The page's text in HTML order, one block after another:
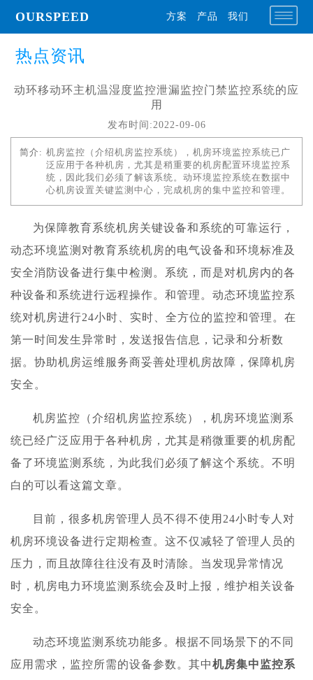
OURSPEED 方案 产品 我们
热点资讯
动环移动环主机温湿度监控泄漏监控门禁监控系统的应
用
发布时间:2022-09-06
简介: 机房监控（介绍机房监控系统），机房环境监控系统已广
泛应用于各种机房，尤其是稍重要的机房配置环境监控系
统，因此我们必须了解该系统。动环境监控系统在数据中
心机房设置关键监测中心，完成机房的集中监控和管理。
为保障教育系统机房关键设备和系统的可靠运行，
动态环境监测对教育系统机房的电气设备和环境标准及
安全消防设备进行集中检测。系统，而是对机房内的各
种设备和系统进行远程操作。和管理。动态环境监控系
统对机房进行24小时、实时、全方位的监控和管理。在
第一时间发生异常时，发送报告信息，记录和分析数
据。协助机房运维服务商妥善处理机房故障，保障机房
安全。
机房监控（介绍机房监控系统），机房环境监测系
统已经广泛应用于各种机房，尤其是稍微重要的机房配
备了环境监测系统，为此我们必须了解这个系统。不明
白的可以看这篇文章。
目前，很多机房管理人员不得不使用24小时专人对
机房环境设备进行定期检查。这不仅减轻了管理人员的
压力，而且故障往往没有及时清除。当发现异常情况
时，机房电力环境监测系统会及时上报，维护相关设备
安全。
动态环境监测系统功能多。根据不同场景下的不同
应用需求，监控所需的设备参数。其中机房集中监控系